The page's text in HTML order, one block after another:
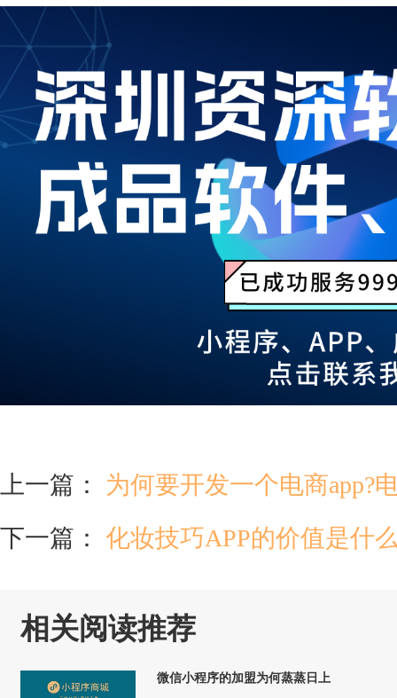
上一篇： 为何要开发一个电商app?
下一篇： 化妆技巧APP的价值是什
相关阅读推荐
微信小程序的加盟为何蒸蒸日上